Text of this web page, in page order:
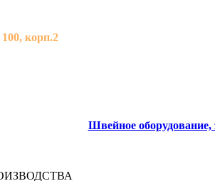
100, корп.2
Швейное оборудование,